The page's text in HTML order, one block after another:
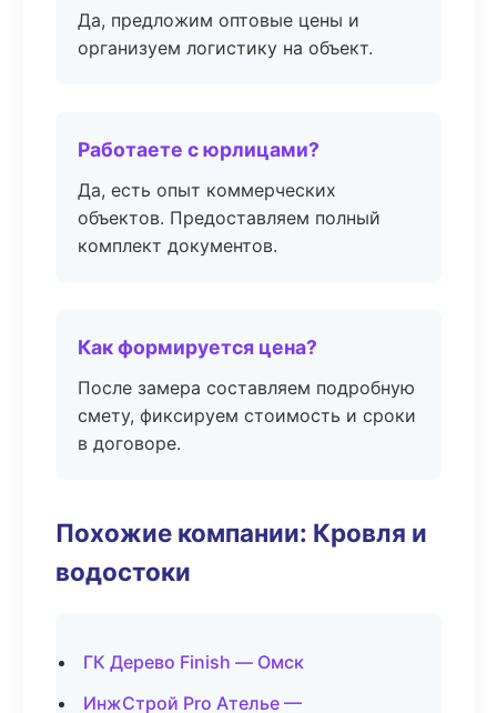
Да, предложим оптовые цены и
организуем логистику на объект.
Работаете с юрлицами?
Да, есть опыт коммерческих
объектов. Предоставляем полный
комплект документов.
Как формируется цена?
После замера составляем подробную
смету, фиксируем стоимость и сроки
в договоре.
Похожие компании: Кровля и
водостоки
ГК Дерево Finish — Омск
ИнжСтрой Pro Ателье —